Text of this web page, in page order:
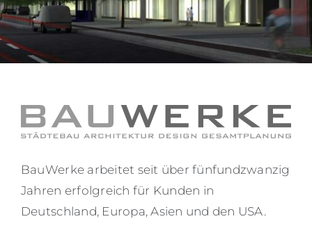
English
BauWerke arbeitet seit über fünfundzwanzig
Jahren erfolgreich für Kunden in
Deutschland, Europa, Asien und den USA.